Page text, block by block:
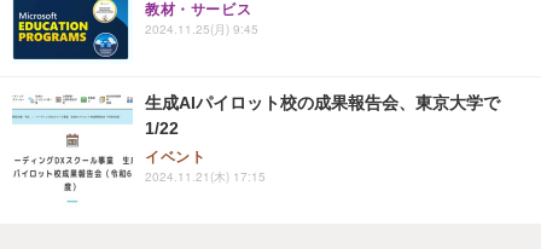
教材・サービス
2024.11.25(月) 9:45
生成AIパイロット校の成果報告会、東京大学で
1/22
イベント
2024.11.21(木) 17:15